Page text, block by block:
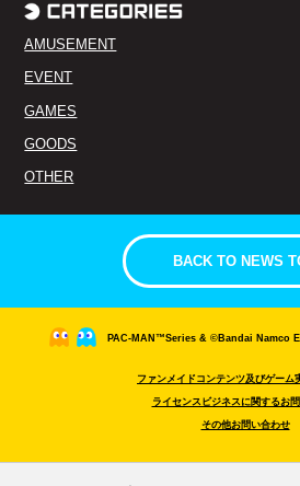
AMUSEMENT
EVENT
GAMES
GOODS
OTHER
BACK TO NEWS
PAC-MAN™Series & ©Bandai Namco
ファンメイドコンテンツ及びゲーム
ライセンスビジネスに関するお
その他お問い合わせ